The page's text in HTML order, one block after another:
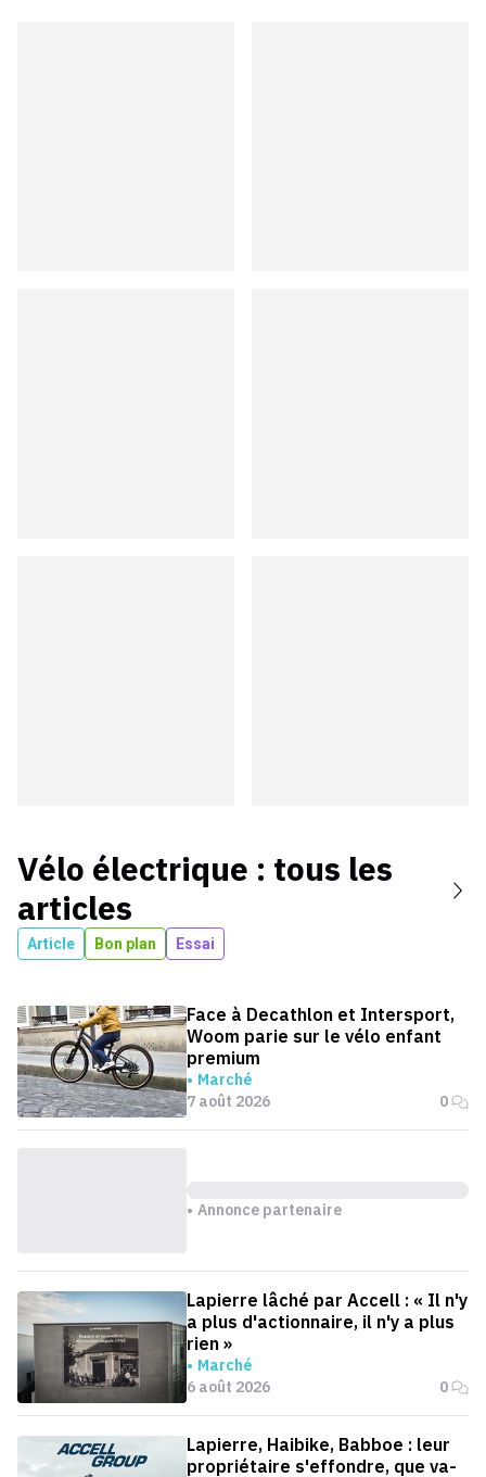
Vélo électrique : tous les
articles
Article Bon plan Essai
Face à Decathlon et Intersport,
Woom parie sur le vélo enfant
premium
Marché
7 août 2026
0
Annonce partenaire
Lapierre lâché par Accell : « Il n'y
a plus d'actionnaire, il n'y a plus
rien »
Marché
6 août 2026
0
Lapierre, Haibike, Babboe : leur
propriétaire s'effondre, que va-